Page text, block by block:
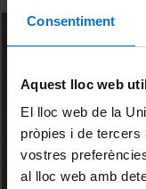
Consentiment
Aquest lloc web
El lloc web de la
pròpies i de tercers
vostres
al lloc web amb